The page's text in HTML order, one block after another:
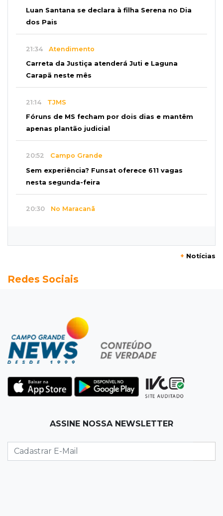
Luan Santana se declara à filha Serena no Dia
dos Pais
21:34 Atendimento
Carreta da Justiça atenderá Juti e Laguna
Carapã neste mês
21:14 TJMS
Fóruns de MS fecham por dois dias e mantêm
apenas plantão judicial
20:52 Campo Grande
Sem experiência? Funsat oferece 611 vagas
nesta segunda-feira
20:30 No Maracanã
Seleções em MS têm salários de até R$ 8,2 mil;
Jardim Itatiaia
Vigia é amarrado durante roubo de carro e
dois caminhões em pátio
Corinthians vence Bragantino por 2 a 0 e sobe
para 7º no Brasileirão
Na Vila Belmiro
lugar no Brasileirão
+ Notícias
Redes Sociais
ASSINE NOSSA NEWSLETTER